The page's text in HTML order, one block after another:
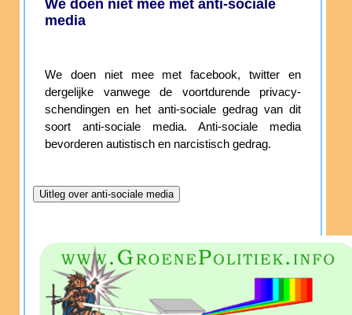
We doen niet mee met anti-sociale
media
We doen niet mee met facebook, twitter en
dergelijke vanwege de voortdurende privacy-
schendingen en het anti-sociale gedrag van dit
soort anti-sociale media. Anti-sociale media
bevorderen autistisch en narcistisch gedrag.